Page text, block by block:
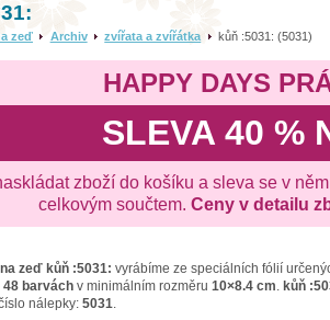
zeď Archiv zvířata a zvířátka kůň :5031: (5031)
HAPPY DAYS
SLEVA 40 %
zboží do košíku a sleva se v
celkovým součtem. Ceny v detailu
zeď kůň :5031: vyrábíme ze speciálních fólií
48 barvách v minimálním rozměru 10×8.4 cm. kůň
nálepky: 5031.